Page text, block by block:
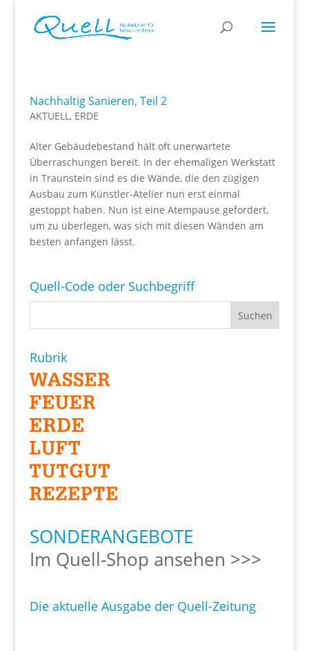
Nachhaltig Sanieren, Teil 2
AKTUELL, ERDE
Alter Gebäudebestand hält oft unerwartete
Überraschungen bereit. In der ehemaligen Werkstatt
in Traunstein sind es die Wände, die den zügigen
Ausbau zum Künstler-Atelier nun erst einmal
gestoppt haben. Nun ist eine Atempause gefordert,
um zu überlegen, was sich mit diesen Wänden am
besten anfangen lässt.
Quell-Code oder Suchbegriff
Rubrik
SONDERANGEBOTE
Im Quell-Shop ansehen >>>
Die aktuelle Ausgabe der Quell-Zeitung